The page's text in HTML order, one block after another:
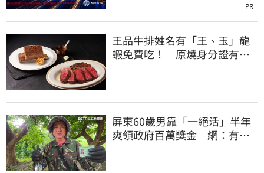
PR
王品牛排姓名有「王、玉」龍
蝦免費吃！ 原燒身分證有
屏東60歲男靠「一絕活」半年
爽領政府百萬獎金 網：有人